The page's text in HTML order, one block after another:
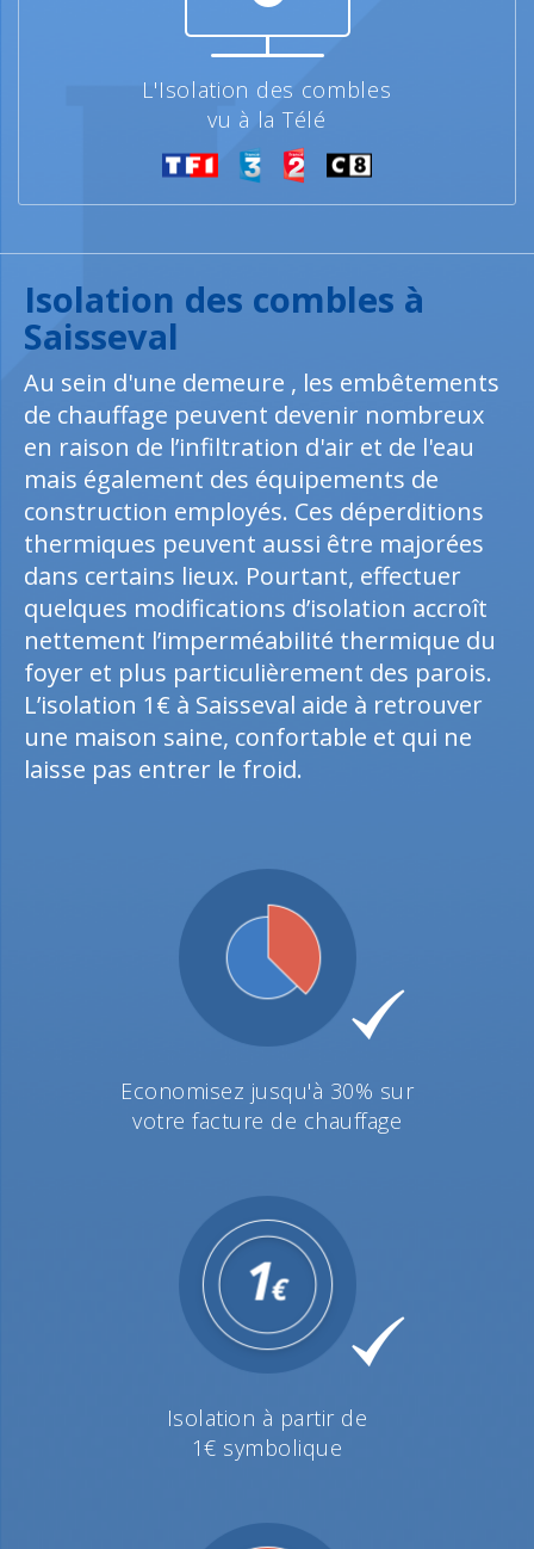
L'Isolation des combles
vu à la Télé
Isolation des combles à
Saisseval
Au sein d'une demeure , les embêtements
de chauffage peuvent devenir nombreux
en raison de l’infiltration d'air et de l'eau
mais également des équipements de
construction employés. Ces déperditions
thermiques peuvent aussi être majorées
dans certains lieux. Pourtant, effectuer
quelques modifications d’isolation accroît
nettement l’imperméabilité thermique du
foyer et plus particulièrement des parois.
L’isolation 1€ à Saisseval aide à retrouver
une maison saine, confortable et qui ne
laisse pas entrer le froid.
Economisez jusqu'à 30% sur
votre facture de chauffage
Isolation à partir de
1€ symbolique